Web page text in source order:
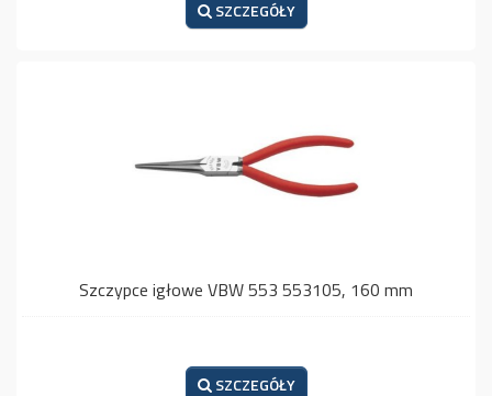
SZCZEGÓŁY
Szczypce igłowe VBW 553 553105, 160 mm
SZCZEGÓŁY